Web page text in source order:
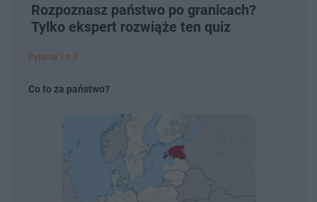
Rozpoznasz państwo po granicach?
Tylko ekspert rozwiąże ten quiz
Pytanie 1 z 8
Co to za państwo?